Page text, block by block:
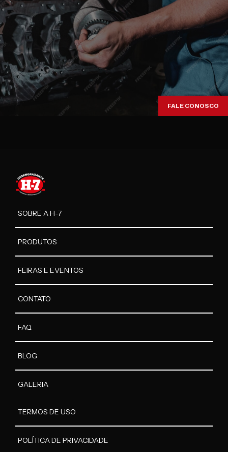
FALE CONOSCO
SOBRE A H-7
PRODUTOS
FEIRAS E EVENTOS
CONTATO
FAQ
BLOG
GALERIA
TERMOS DE USO
POLÍTICA DE PRIVACIDADE